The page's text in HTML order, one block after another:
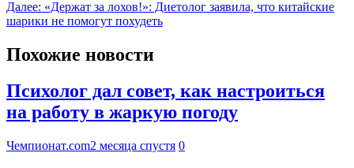
Далее: «Держат за лохов!»: Диетолог заявила, что китайские
шарики не помогут похудеть
Похожие новости
Психолог дал совет, как настроиться
на работу в жаркую погоду
Чемпионат.com2 месяца спустя 0